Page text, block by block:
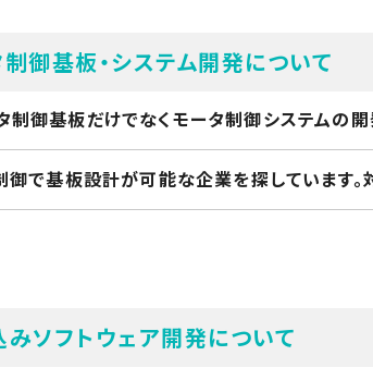
御基板・システム開発について
制御基板だけでなくモータ制御システムの
御で基板設計が可能な企業を探しています。
ソフトウェア開発について